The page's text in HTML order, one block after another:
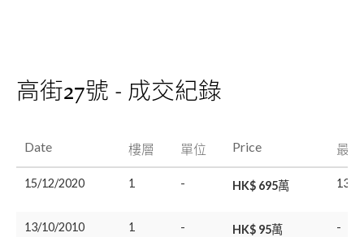
高街27號 - 成交紀錄
Date 樓層 單位 Price 最
15/12/2020 1 - HK$ 695萬 13/
13/10/2010 1 - HK$ 95萬 -